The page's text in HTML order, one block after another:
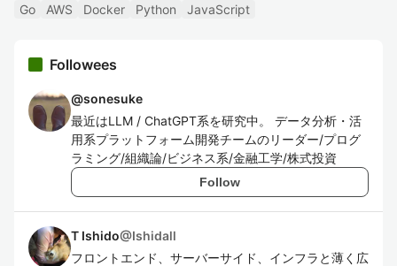
Go
AWS Docker Python JavaScript
Followees
@sonesuke
最近はLLM / ChatGPT系を研究中。 データ分析・活
用系プラットフォーム開発チームのリーダー/プログ
ラミング/組織論/ビジネス系/金融工学/株式投資
Follow
T Ishido@Ishidall
フロントエンド、サーバーサイド、インフラと薄く広